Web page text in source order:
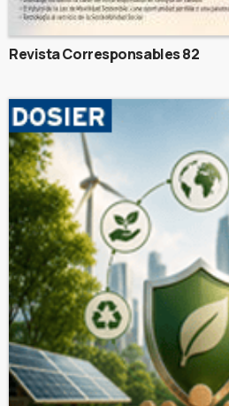
Revista Corresponsables 82